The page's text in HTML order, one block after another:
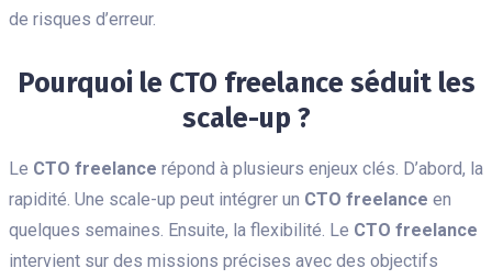
de risques d’erreur.
Pourquoi le CTO freelance séduit les
scale-up ?
Le CTO freelance répond à plusieurs enjeux clés. D’abord, la
rapidité. Une scale-up peut intégrer un CTO freelance en
quelques semaines. Ensuite, la flexibilité. Le CTO freelance
intervient sur des missions précises avec des objectifs